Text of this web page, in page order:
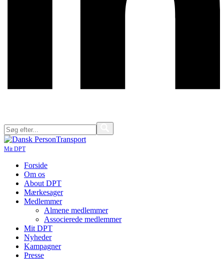
Mit DPT
Forside
Om os
About DPT
Mærkesager
Medlemmer
Almene medlemmer
Associerede medlemmer
Mit DPT
Nyheder
Kampagner
Presse